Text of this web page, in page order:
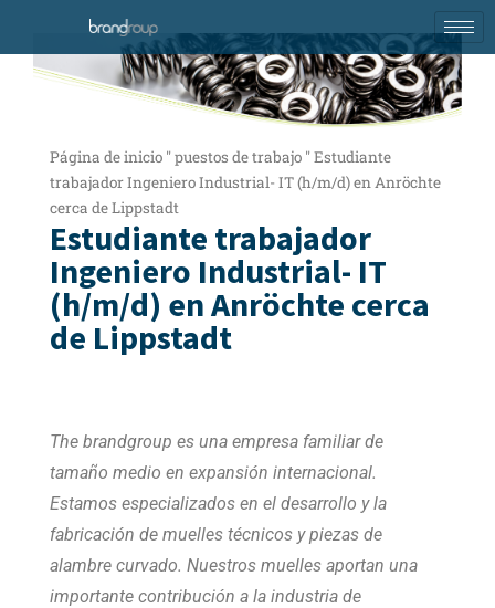
Página de inicio "puestos de trabajo "Estudiante
trabajador Ingeniero Industrial- IT (h/m/d) en Anröchte
cerca de Lippstadt
Estudiante trabajador
Ingeniero Industrial- IT
(h/m/d) en Anröchte cerca
de Lippstadt
The brandgroup es una empresa familiar de
tamaño medio en expansión internacional.
Estamos especializados en el desarrollo y la
fabricación de muelles técnicos y piezas de
alambre curvado. Nuestros muelles aportan una
importante contribución a la industria de